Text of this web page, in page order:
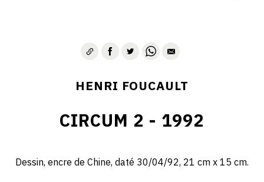
HENRI FOUCAULT
CIRCUM 2 - 1992
Dessin, encre de Chine, daté 30/04/92, 21 cm x 15 cm.